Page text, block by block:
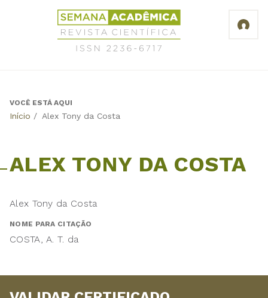
Revista
Científica
Semana
6717
Back
VOCÊ ESTÁ AQUI
Início / Alex Tony da Costa
ALEX TONY DA COSTA
Alex Tony da Costa
NOME PARA CITAÇÃO
COSTA, A. T. da